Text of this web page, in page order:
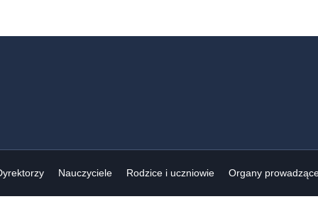
Nauczyciele Rodzice i uczniowie Organy